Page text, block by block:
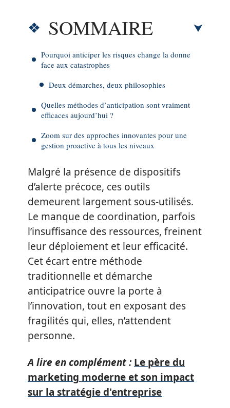
SOMMAIRE
Pourquoi anticiper les risques change la donne
face aux catastrophes
Deux démarches, deux philosophies
Quelles méthodes d’anticipation sont vraiment
efficaces aujourd’hui ?
Zoom sur des approches innovantes pour une
gestion proactive à tous les niveaux
Malgré la présence de dispositifs
d’alerte précoce, ces outils
demeurent largement sous-utilisés.
Le manque de coordination, parfois
l’insuffisance des ressources, freinent
leur déploiement et leur efficacité.
Cet écart entre méthode
traditionnelle et démarche
anticipatrice ouvre la porte à
l’innovation, tout en exposant des
fragilités qui, elles, n’attendent
personne.
A lire en complément : Le père du
marketing moderne et son impact
sur la stratégie d'entreprise